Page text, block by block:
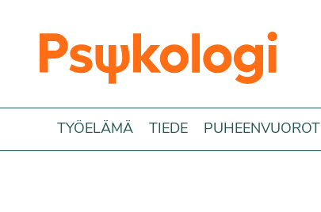
TYÖELÄMÄ TIEDE PUHEENVUOROT